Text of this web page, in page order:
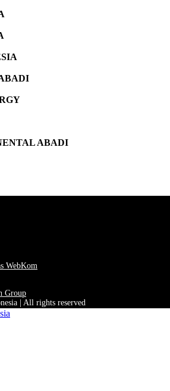
ABADI
WebKom
Group
| All rights reserved